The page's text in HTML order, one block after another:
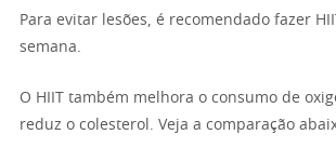
Para evitar lesões, é recomendado fazer
semana.
O HIIT também melhora o consumo de
reduz o colesterol. Veja a comparação